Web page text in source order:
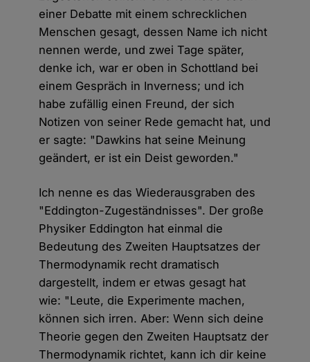
einer Debatte mit einem schrecklichen
Menschen gesagt, dessen Name ich nicht
nennen werde, und zwei Tage später,
denke ich, war er oben in Schottland bei
einem Gespräch in Inverness; und ich
habe zufällig einen Freund, der sich
Notizen von seiner Rede gemacht hat, und
er sagte: "Dawkins hat seine Meinung
geändert, er ist ein Deist geworden."
Ich nenne es das Wiederausgraben des
"Eddington-Zugeständnisses". Der große
Physiker Eddington hat einmal die
Bedeutung des Zweiten Hauptsatzes der
Thermodynamik recht dramatisch
dargestellt, indem er etwas gesagt hat
wie: "Leute, die Experimente machen,
können sich irren. Aber: Wenn sich deine
Theorie gegen den Zweiten Hauptsatz der
Thermodynamik richtet, kann ich dir keine